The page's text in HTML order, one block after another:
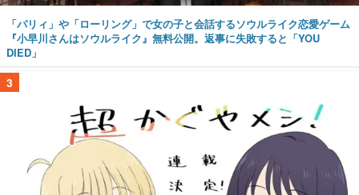
「パリィ」や「ローリング」で女の子と会話するソウルライク恋愛ゲーム
『小早川さんはソウルライク』無料公開。返事に失敗すると「YOU
DIED」
3